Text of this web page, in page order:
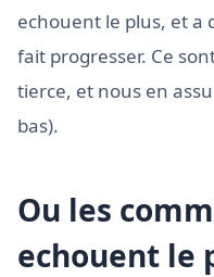
echouent le plus, et a
fait progresser. Ce
tierce, et nous en
bas).
Ou les
echouent le